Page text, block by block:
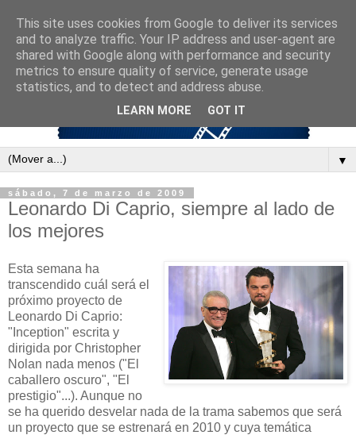
▼
sábado, 7 de marzo de 2009
Leonardo Di Caprio, siempre al lado de
los mejores
Esta semana ha
transcendido cuál será el
próximo proyecto de
Leonardo Di Caprio:
"Inception" escrita y
dirigida por Christopher
Nolan nada menos ("El
caballero oscuro", "El
prestigio"...). Aunque no
se ha querido desvelar nada de la trama sabemos que será
un proyecto que se estrenará en 2010 y cuya temática
This site uses cookies from Google to deliver its services
and to analyze traffic. Your IP address and user-agent are
shared with Google along with performance and security
metrics to ensure quality of service, generate usage
statistics, and to detect and address abuse.
LEARN MORE GOT IT